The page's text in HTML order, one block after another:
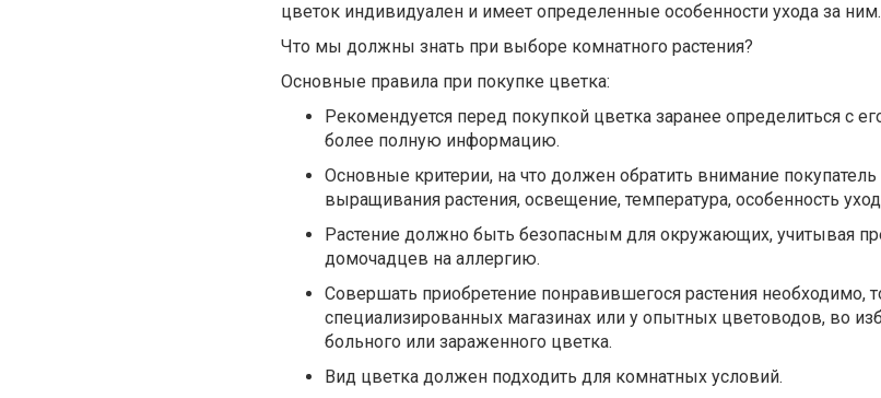
цветок индивидуален и имеет определенные особенности ухода за ним.
Что мы должны знать при выборе комнатного растения?
Основные правила при покупке цветка:
Рекомендуется перед покупкой цветка заранее определиться с
более полную информацию.
Основные критерии, на что должен обратить внимание покупатель
выращивания растения, освещение, температура, особенность
Растение должно быть безопасным для окружающих, учитывая
домочадцев на аллергию.
Совершать приобретение понравившегося растения необходимо,
специализированных магазинах или у опытных цветоводов, во
больного или зараженного цветка.
Вид цветка должен подходить для комнатных условий.